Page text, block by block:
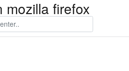
mozilla firefox